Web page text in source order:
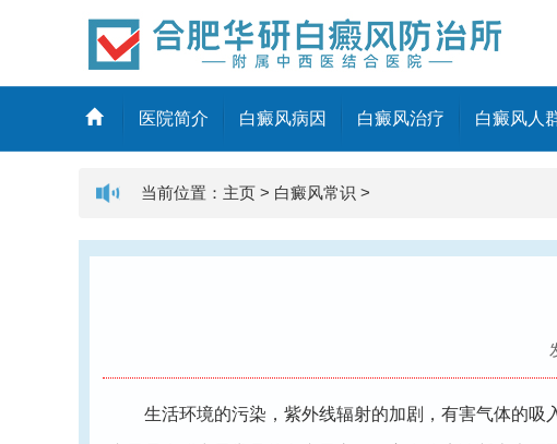
医院简介 白癜风病因 白癜风治疗 白癜风人
当前位置： 主页 > 白癜风常识 >
生活环境的污染，紫外线辐射的加剧，有害气体的吸